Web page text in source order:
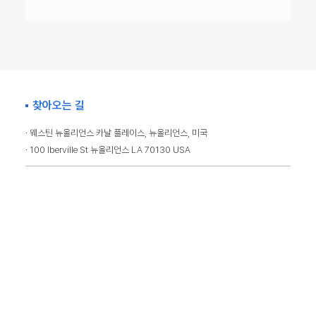
찾아오는 길
· 웨스틴 뉴올리언스 카날 플레이스, 뉴올리언스, 미국
· 100 Iberville St 뉴올리언스 LA 70130 USA